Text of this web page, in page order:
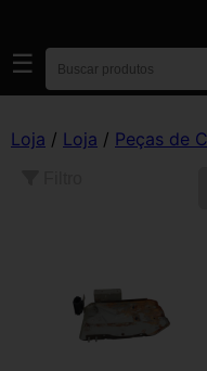
☰
Loja / Loja / Peças de